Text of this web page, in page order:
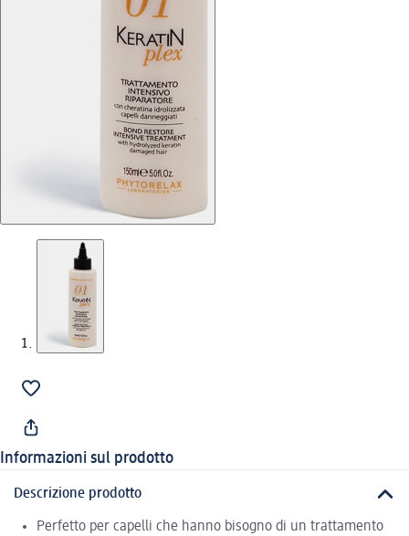
Informazioni sul prodotto
Descrizione prodotto
Perfetto per capelli che hanno bisogno di un trattamento